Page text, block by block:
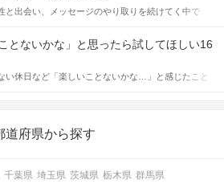
ピールタイム
性が話しかけて欲しい時に出すサインとその心理を
な行動に繋げるべきかをご紹介していきます。
と出会い、メッセージのやり取りを続けてく中で
は「どう誘ったらいいの？」とお困りの男性もいら
はないでしょうか。 そこで今回は、男性から女性へ
デートの誘い方のコツをご紹介します。例文も混じ
するので、ぜひ参考にしてください。
とないかな」と思ったら試してほしい16
い休日など「楽しいことないかな…」と感じたこと
アイデアを集めました♪ いままさに楽しいことを探し
道府県から探す
千葉県 埼玉県 茨城県 栃木県 群馬県